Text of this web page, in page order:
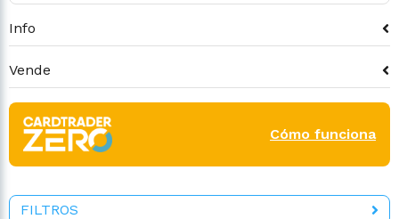
Info
Vende
Cómo funciona
FILTROS